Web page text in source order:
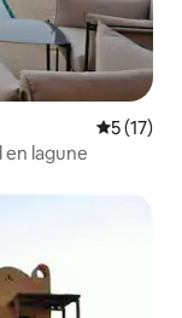
5 (17)
en lagune